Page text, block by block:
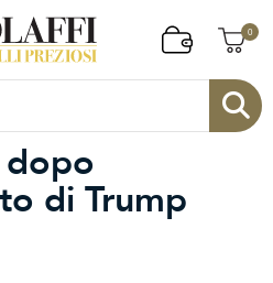
0
di Trump